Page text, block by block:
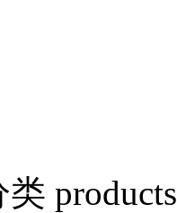
类 products